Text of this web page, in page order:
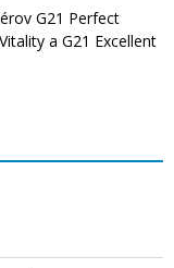
G21 Perfect
a G21 Excellent